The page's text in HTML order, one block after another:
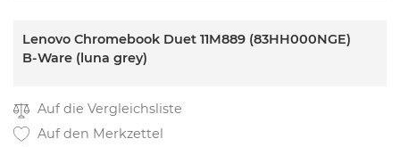
Lenovo Chromebook Duet 11M889 (83HH000NGE)
B-Ware (luna grey)
Auf die Vergleichsliste
Auf den Merkzettel